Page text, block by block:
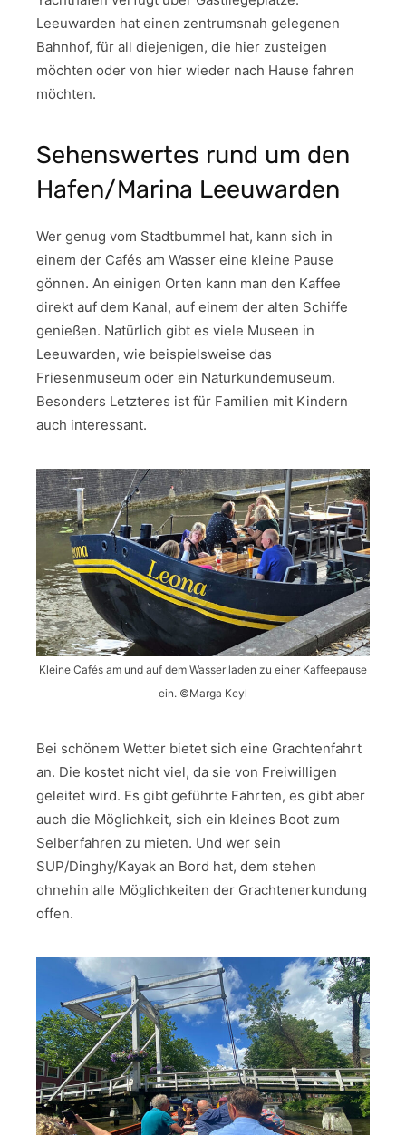
Leeuwarden hat einen zentrumsnah gelegenen
Bahnhof, für all diejenigen, die hier zusteigen
möchten oder von hier wieder nach Hause fahren
möchten.
Sehenswertes rund um den
Hafen/Marina Leeuwarden
Wer genug vom Stadtbummel hat, kann sich in
einem der Cafés am Wasser eine kleine Pause
gönnen. An einigen Orten kann man den Kaffee
direkt auf dem Kanal, auf einem der alten Schiffe
genießen. Natürlich gibt es viele Museen in
Leeuwarden, wie beispielsweise das
Friesenmuseum oder ein Naturkundemuseum.
Besonders Letzteres ist für Familien mit Kindern
auch interessant.
Kleine Cafés am und auf dem Wasser laden zu einer Kaffeepause
ein. ©Marga Keyl
Bei schönem Wetter bietet sich eine Grachtenfahrt
an. Die kostet nicht viel, da sie von Freiwilligen
geleitet wird. Es gibt geführte Fahrten, es gibt aber
auch die Möglichkeit, sich ein kleines Boot zum
Selberfahren zu mieten. Und wer sein
SUP/Dinghy/Kayak an Bord hat, dem stehen
ohnehin alle Möglichkeiten der Grachtenerkundung
offen.